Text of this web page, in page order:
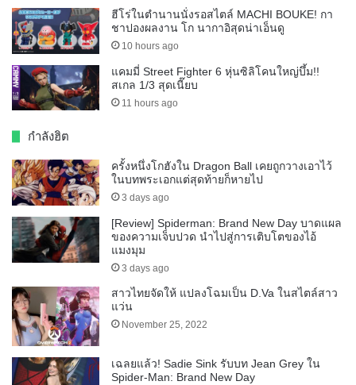
ฮีโร่ในตำนานนั่งรอสไตล์ MACHI BOUKE! กา
ชาปองผลงาน โก นากาอิสุดน่าเอ็นดู
10 hours ago
แคมมี่ Street Fighter 6 หุ่นซิลิโคนใหญ่บึ้ม!!
สเกล 1/3 สุดเนี๊ยบ
11 hours ago
กำลังฮิต
ครั้งหนึ่งโกฮังใน Dragon Ball เคยถูกวางเอาไว้
ในบทพระเอกแต่สุดท้ายก็หายไป
3 days ago
[Review] Spiderman: Brand New Day บาดแผล
ของความเจ็บปวด นำไปสู่การเติบโตของไอ้
แมงมุม
3 days ago
สาวไทยจัดให้ แปลงโฉมเป็น D.Va ในสไตล์สาว
แว่น
November 25, 2022
เฉลยแล้ว! Sadie Sink รับบท Jean Grey ใน
Spider-Man: Brand New Day